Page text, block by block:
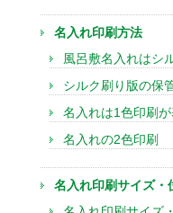
名入れ印刷方法
風呂敷名入れはシ
シルク刷り版の保
名入れは1色印刷
名入れの2色印刷
名入れ印刷サイズ・